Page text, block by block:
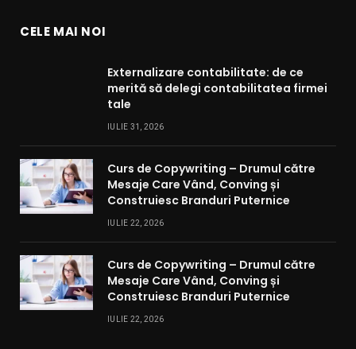
CELE MAI NOI
Externalizare contabilitate: de ce
merită să delegi contabilitatea firmei
tale
IULIE 31, 2026
Curs de Copywriting – Drumul către
Mesaje Care Vând, Conving și
Construiesc Branduri Puternice
IULIE 22, 2026
Curs de Copywriting – Drumul către
Mesaje Care Vând, Conving și
Construiesc Branduri Puternice
IULIE 22, 2026